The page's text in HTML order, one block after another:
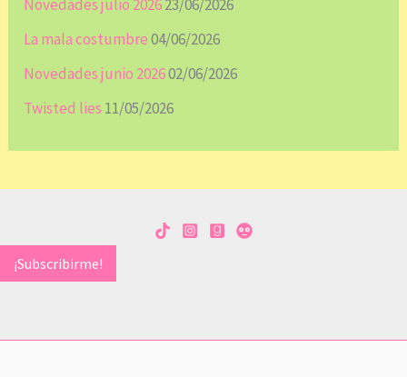
Novedades julio 202623/06/2026
La mala costumbre04/06/2026
Novedades junio 202602/06/2026
Twisted lies 11/05/2026
¡Subscribirme!